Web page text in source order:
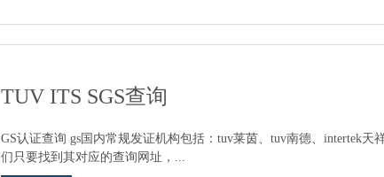
TUV ITS SGS查询
GS认证查询 gs国内常规发证机构包括：tuv莱茵、tuv南德、intertek天
们只要找到其对应的查询网址，...